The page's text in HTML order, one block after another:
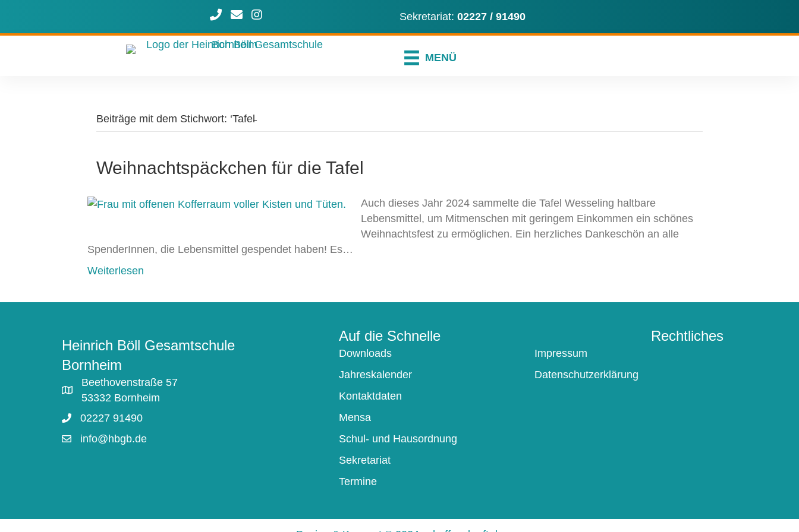
Rufen Sie uns an
Schreiben Sie uns eine E-Mail
Unser instagram-Profil Sekretariat: 02227 / 91490
MENÜ
Beiträge mit dem Stichwort: ‘Tafel̵
Weihnachtspäckchen für die Tafel
Auch dieses Jahr 2024 sammelte die Tafel Wesseling haltbare
Lebensmittel, um Mitmenschen mit geringem Einkommen ein schönes
Weihnachtsfest zu ermöglichen. Ein herzliches Dankeschön an alle
SpenderInnen, die Lebensmittel gespendet haben! Es…
Weiterlesen
Heinrich Böll Gesamtschule
Bornheim
Beethovenstraße 57
53332 Bornheim
02227 91490
info@hbgb.de
Auf die Schnelle
Downloads
Jahreskalender
Kontaktdaten
Mensa
Schul- und Hausordnung
Sekretariat
Termine
Rechtliches
Impressum
Datenschutzerklärung